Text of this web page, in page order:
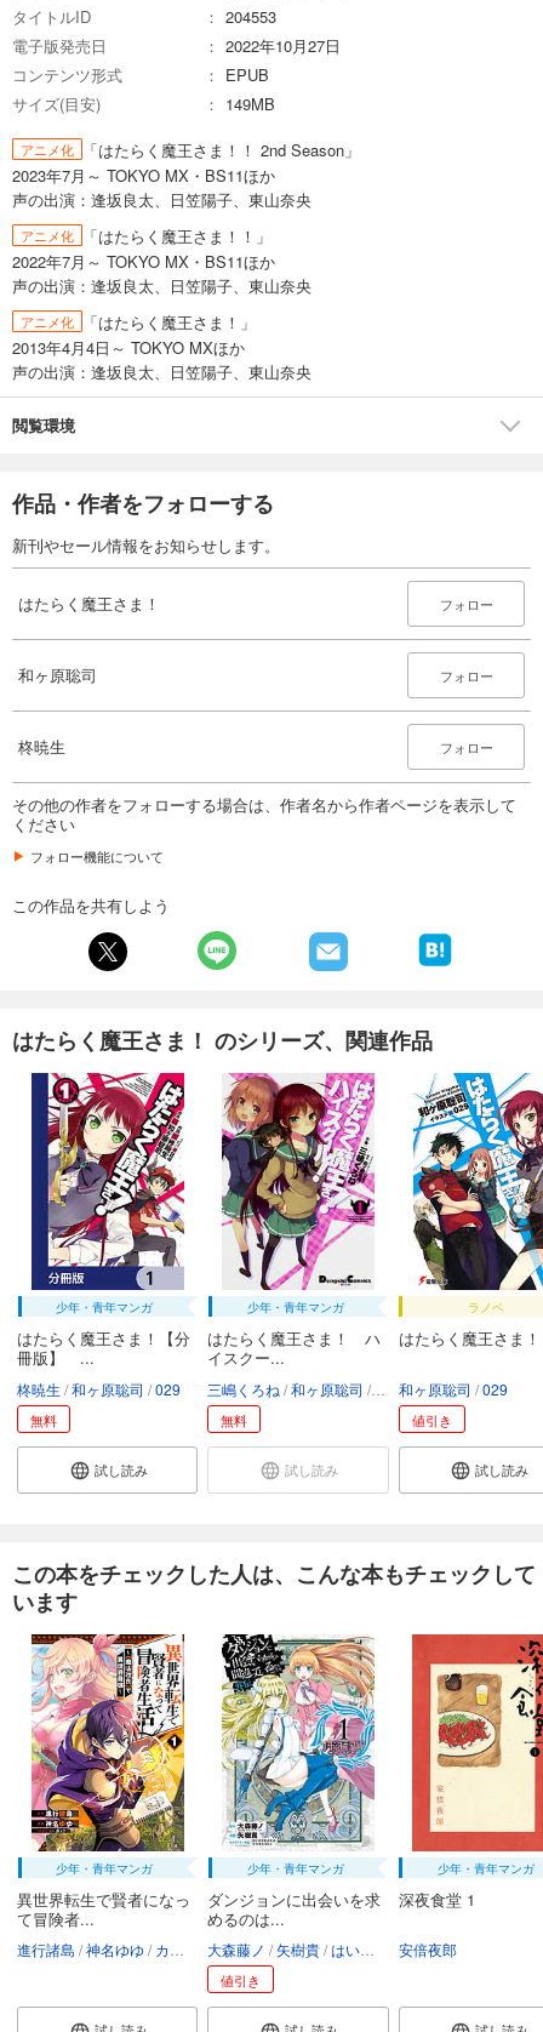
タイトルID
204553
電子版発売日
2022年10月27日
コンテンツ形式
EPUB
サイズ(目安)
149MB
アニメ化
「はたらく魔王さま！！ 2nd Season」
2023年7月～ TOKYO MX・BS11ほか
声の出演：逢坂良太、日笠陽子、東山奈央
アニメ化
「はたらく魔王さま！！」
2022年7月～ TOKYO MX・BS11ほか
声の出演：逢坂良太、日笠陽子、東山奈央
アニメ化
「はたらく魔王さま！」
2013年4月4日～ TOKYO MXほか
声の出演：逢坂良太、日笠陽子、東山奈央
閲覧環境
作品・作者をフォローする
新刊やセール情報をお知らせします。
はたらく魔王さま！ フォロー
和ヶ原聡司 フォロー
柊暁生 フォロー
その他の作者をフォローする場合は、作者名から作者ページを表示して
ください
フォロー機能について
この作品を共有しよう
はたらく魔王さま！ のシリーズ、関連作品
少年・青年マンガ
はたらく魔王さま！【分
冊版】 ...
柊暁生 和ヶ原聡司 029
無料
試し読み
少年・青年マンガ
はたらく魔王さま！ ハ
イスクー...
三嶋くろね 和ヶ原聡司 029
無料
試し読み
ラノベ
はたらく魔王さま！
和ヶ原聡司 029
値引き
試し読み
この本をチェックした人は、こんな本もチェックして
います
少年・青年マンガ
異世界転生で賢者になっ
て冒険者...
進行諸島 神名ゆゆ カット
少年・青年マンガ
ダンジョンに出会いを求
めるのは...
大森藤ノ 矢樹貴 はいむらきよたか／ヤスダスズヒト
値引き
少年・青年マンガ
深夜食堂 1
安倍夜郎